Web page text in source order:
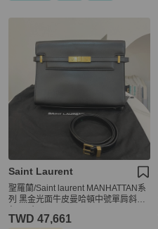
Saint Laurent
聖羅蘭/Saint laurent MANHATTAN系
列 黑金光面牛皮曼哈頓中號單肩斜挎
TWD 47,661